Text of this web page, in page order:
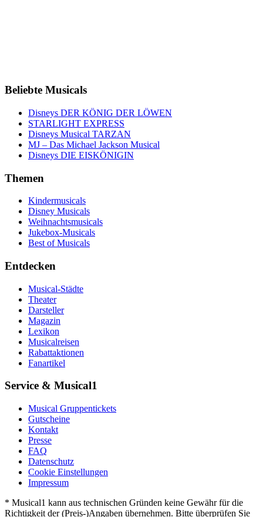
Beliebte Musicals
Disneys DER KÖNIG DER LÖWEN
STARLIGHT EXPRESS
Disneys Musical TARZAN
MJ – Das Michael Jackson Musical
Disneys DIE EISKÖNIGIN
Themen
Kindermusicals
Disney Musicals
Weihnachtsmusicals
Jukebox-Musicals
Best of Musicals
Entdecken
Musical-Städte
Theater
Darsteller
Magazin
Lexikon
Musicalreisen
Rabattaktionen
Fanartikel
Service & Musical1
Musical Gruppentickets
Gutscheine
Kontakt
Presse
FAQ
Datenschutz
Cookie Einstellungen
Impressum
* Musical1 kann aus technischen Gründen keine Gewähr für die
Richtigkeit der (Preis-)Angaben übernehmen. Bitte überprüfen Sie